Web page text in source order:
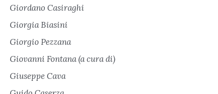
Giordano Casiraghi
Giorgia Biasini
Giorgio Pezzana
Giovanni Fontana (a cura di)
Giuseppe Cava